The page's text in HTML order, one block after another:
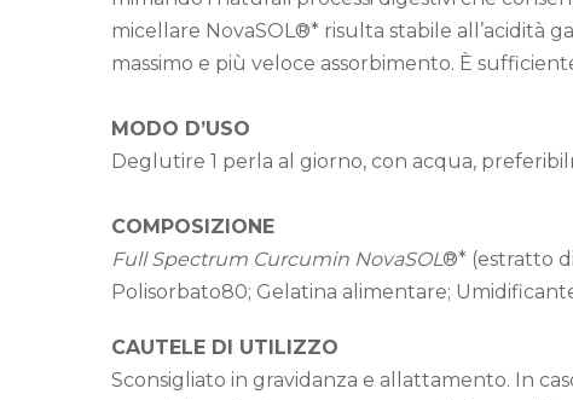
micellare NovaSOL®* risulta stabile all’acidità
massimo e più veloce assorbimento. È
MODO D’USO
Deglutire 1 perla al giorno, con acqua,
COMPOSIZIONE
Full Spectrum Curcumin NovaSOL®* (estratto
Polisorbato80; Gelatina alimentare;
CAUTELE DI UTILIZZO
Sconsigliato in gravidanza e allattamento. In